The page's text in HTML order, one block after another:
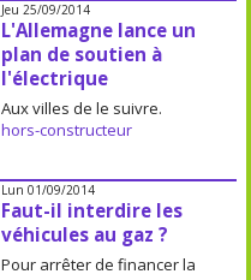
Jeu 25/09/2014
L'Allemagne lance un
plan de soutien à
l'électrique
Aux villes de le suivre.
hors-constructeur
Lun 01/09/2014
Faut-il interdire les
véhicules au gaz ?
Pour arrêter de financer la